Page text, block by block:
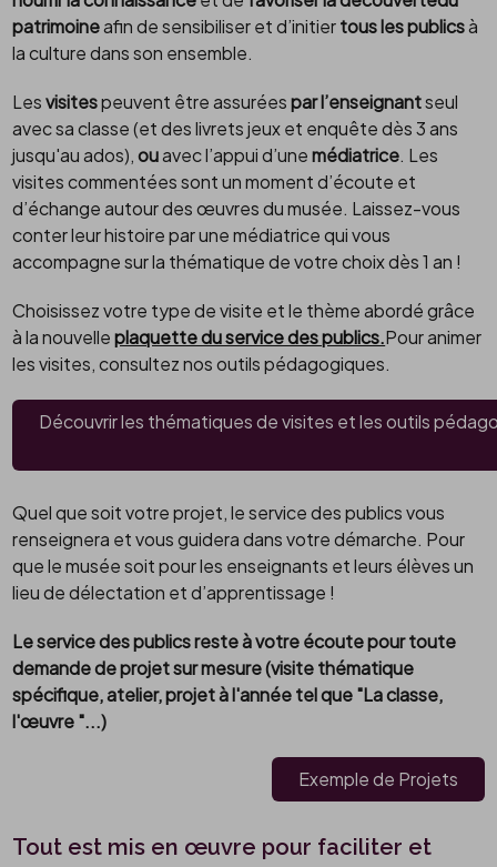
patrimoineafin de sensibiliser et d’initiertous les publicsà
la culture dans son ensemble.
Lesvisitespeuvent être assuréespar l’enseignantseul
avec sa classe (et des livrets jeux et enquête dès 3 ans
jusqu'au ados),ouavec l’appui d’unemédiatrice. Les
visites commentées sont un moment d’écoute et
d’échange autour des œuvres du musée. Laissez-vous
conter leur histoire par une médiatrice qui vous
accompagne sur la thématique de votre choix dès 1 an !
Choisissez votre type de visite et le thème abordé grâce
à la nouvelleplaquette du service des publics.Pour animer
les visites, consultez nos outils pédagogiques.
Découvrir les thématiques de visites et les outils
Quel que soit votre projet, le service des publics vous
renseignera et vous guidera dans votre démarche. Pour
que le musée soit pour les enseignants et leurs élèves un
lieu de délectation et d’apprentissage !
Le service des publics reste à votre écoute pour toute
demande de projet sur mesure (visite thématique
spécifique, atelier, projet à l'année tel que "La classe,
l'œuvre "...)
Exemple de Projets
Tout est mis en œuvre pour faciliter et